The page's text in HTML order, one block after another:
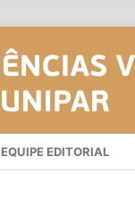
EQUIPE EDITORIAL